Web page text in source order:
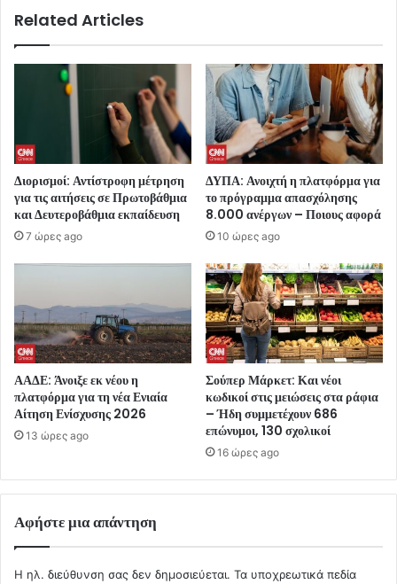
Related Articles
Διορισμοί: Αντίστροφη μέτρηση
για τις αιτήσεις σε Πρωτοβάθμια
και Δευτεροβάθμια εκπαίδευση
7 ώρες ago
ΔΥΠΑ: Ανοιχτή η πλατφόρμα για
το πρόγραμμα απασχόλησης
8.000 ανέργων – Ποιους αφορά
10 ώρες ago
ΑΑΔΕ: Άνοιξε εκ νέου η
πλατφόρμα για τη νέα Ενιαία
Αίτηση Ενίσχυσης 2026
13 ώρες ago
Σούπερ Μάρκετ: Και νέοι
κωδικοί στις μειώσεις στα ράφια
– Ήδη συμμετέχουν 686
επώνυμοι, 130 σχολικοί
16 ώρες ago
Αφήστε μια απάντηση
Η ηλ. διεύθυνση σας δεν δημοσιεύεται. Τα υποχρεωτικά πεδία